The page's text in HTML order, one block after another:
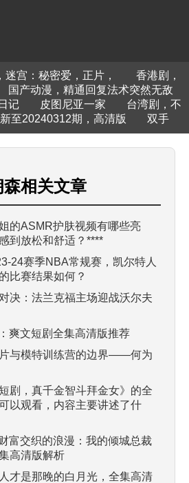
迷宫：秘密爱，正片，
香港剧，
国产动漫，精通回复法术突然无敌
记 皮图尼亚一家
台湾剧，不
至20240312期，高清版 双手
森相关文章
的ASMR护肤视频有哪些亮
到放松和舒适？****
24赛季NBA常规赛，凯尔特人
比赛结果如何？
决：法兰克福主场迎战沃尔夫
爽文短剧全集高清版推荐
与模特训练营的边界——何为
剧，真千金智斗拜金女》的全
以观看，内容主要讲述了什
富交织的浪漫：我的倾城总裁
高清版解析
才是那晚的白月光，全集高清